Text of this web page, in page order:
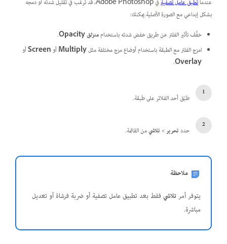
عندماتطبق عامل تصفية
في Adobe Photoshop، قد ترغب في تقليل شدته أو دمجه
بشكل إبداعي مع الصورة الأصلية.يمكنك:
خفِّف تأثير الفلتر عن طريق خفض شدته باستخداممنزلق Opacity
.
امزج الفلتر مع الطبقة باستخدام أوضاع مزج مختلفة مثلMultiplyأوScreenأو
Overlay
.
طبّق أحد الفلاتر على طبقة.
حددتحرير>تلاشيمن القائمة.
ملاحظة
يتوفر أمرتلاشيفقط بعد تطبيق عامل تصفية أو ضربة فرشاة أو تعديل
مباشرة.